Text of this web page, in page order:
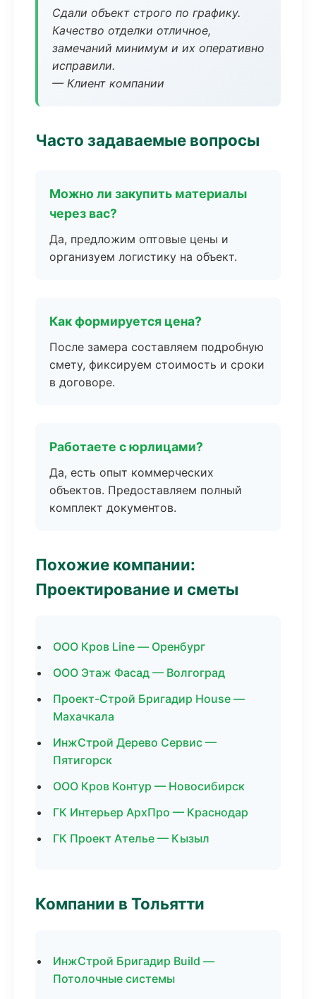
Сдали объект строго по графику.
Качество отделки отличное,
замечаний минимум и их оперативно
исправили.
— Клиент компании
Часто задаваемые вопросы
Можно ли закупить материалы
через вас?
Да, предложим оптовые цены и
организуем логистику на объект.
Как формируется цена?
После замера составляем подробную
смету, фиксируем стоимость и сроки
в договоре.
Работаете с юрлицами?
Да, есть опыт коммерческих
объектов. Предоставляем полный
комплект документов.
Похожие компании:
Проектирование и сметы
ООО Кров Line — Оренбург
ООО Этаж Фасад — Волгоград
Проект-Строй Бригадир House —
Махачкала
ИнжСтрой Дерево Сервис —
Пятигорск
ООО Кров Контур — Новосибирск
ГК Интерьер АрхПро — Краснодар
ГК Проект Ателье — Кызыл
Компании в Тольятти
ИнжСтрой Бригадир Build —
Потолочные системы